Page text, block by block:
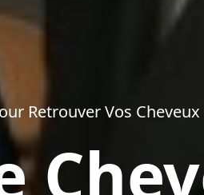
Retrouver Vos Cheveux